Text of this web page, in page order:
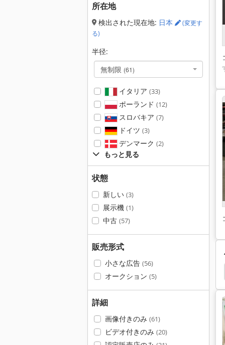
所在地
検出された現在地: 日本
(変更す
る)
半径:
無制限 (61)
イタリア (33)
ポーランド (12)
スロバキア (7)
ドイツ (3)
デンマーク (2)
もっと見る
状態
新しい (3)
展示機 (1)
中古 (57)
販売形式
小さな広告 (56)
オークション (5)
詳細
画像付きのみ (61)
ビデオ付きのみ (20)
ボーリング マシン 紙 の 穴あけ